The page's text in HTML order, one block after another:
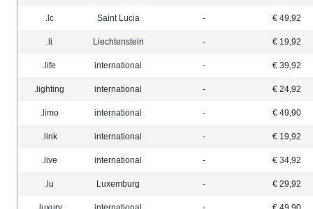
.lc Saint Lucia - € 49,92
.li Liechtenstein - € 19,92
.life international - € 39,92
.lighting international - € 24,92
.limo international - € 49,90
.link international - € 19,92
.live international - € 34,92
.lu Luxemburg - € 29,92